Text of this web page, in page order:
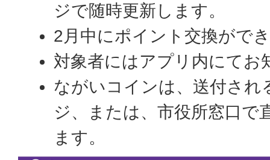
ジで随時更新します。
2月中にポイント交換がで
対象者にはアプリ内にてお
ながいコインは、送付され
ジ、または、市役所窓口で
ます。